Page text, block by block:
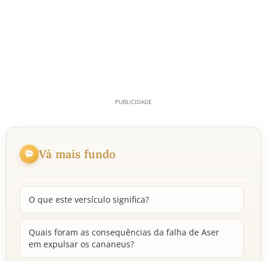
Vá mais fundo
O que este versículo significa?
Quais foram as consequências da falha de Aser
em expulsar os cananeus?